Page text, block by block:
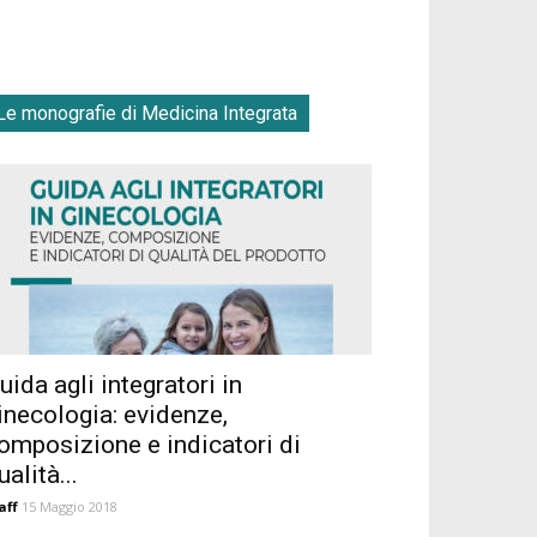
monografie di Medicina Integrata
agli integratori in
evidenze,
e indicatori di
15 Maggio 2018